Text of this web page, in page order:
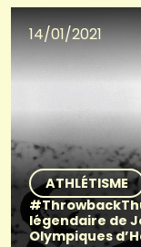
14/01/2021
ATHLÉTISME
légendaire de
Olympiques